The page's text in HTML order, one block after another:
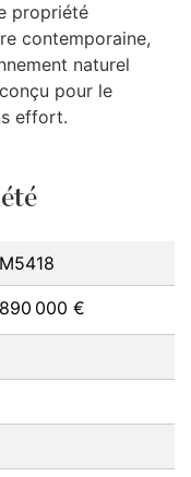
propriété
contemporaine,
naturel
pour le
effort.
000 €